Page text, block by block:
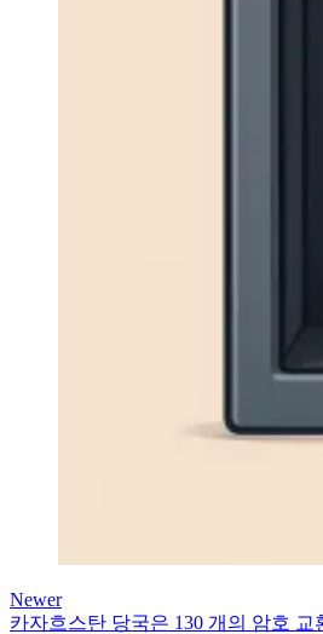
Newer
카자흐스탄 당국은 130 개의 암호